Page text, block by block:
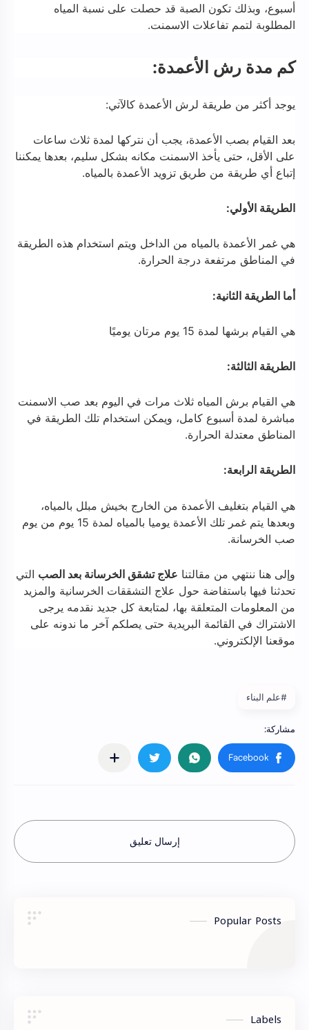
أسبوع، وبذلك تكون الصبة قد حصلت على نسبة المياه
المطلوبة لتمم تفاعلات الاسمنت.
كم مدة رش الأعمدة:
يوجد أكثر من طريقة لرش الأعمدة كالآتي:
بعد القيام بصب الأعمدة، يجب أن نتركها لمدة ثلاث ساعات
على الأقل، حتى يأخذ الاسمنت مكانه بشكل سليم، بعدها يمكننا
إتباع أي طريقة من طريق تزويد الأعمدة بالمياه.
الطريقة الأولي:
هي غمر الأعمدة بالمياه من الداخل ويتم استخدام هذه الطريقة
في المناطق مرتفعة درجة الحرارة.
أما الطريقة الثانية:
هي القيام برشها لمدة 15 يوم مرتان يوميًا
الطريقة الثالثة:
هي القيام برش المياه ثلاث مرات في اليوم بعد صب الاسمنت
مباشرة لمدة أسبوع كامل، ويمكن استخدام تلك الطريقة في
المناطق معتدلة الحرارة.
الطريقة الرابعة:
هي القيام بتغليف الأعمدة من الخارج بخيش مبلل بالمياه،
وبعدها يتم غمر تلك الأعمدة يوميا بالمياه لمدة 15 يوم من يوم
صب الخرسانة.
وإلى هنا ننتهي من مقالتنا علاج تشقق الخرسانة بعد الصب التي
تحدثنا فيها باستفاضة حول علاج التشققات الخرسانية والمزيد
من المعلومات المتعلقة بها، لمتابعة كل جديد نقدمه يرجى
الاشتراك في القائمة البريدية حتى يصلكم آخر ما ندونه على
موقعنا الإلكتروني.
#علم البناء
إرسال تعليق
Popular Posts
Labels